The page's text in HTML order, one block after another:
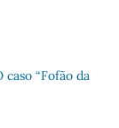
“Fofão da